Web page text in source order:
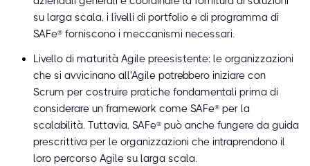
su larga scala, i livelli di portfolio e di programma di
SAFe® forniscono i meccanismi necessari.
Livello di maturità Agile preesistente: le organizzazioni
che si avvicinano all'Agile potrebbero iniziare con
Scrum per costruire pratiche fondamentali prima di
considerare un framework come SAFe® per la
scalabilità. Tuttavia, SAFe® può anche fungere da guida
prescrittiva per le organizzazioni che intraprendono il
loro percorso Agile su larga scala.